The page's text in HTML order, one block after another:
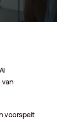
van
voorspelt